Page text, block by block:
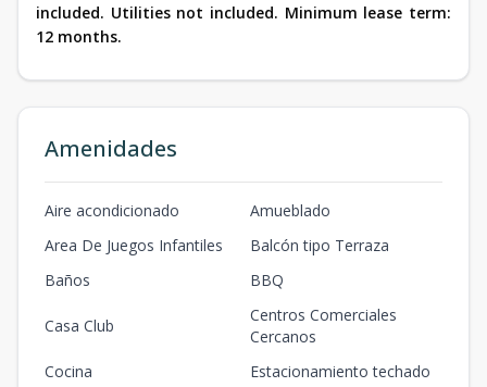
included. Utilities not included. Minimum lease term:
12 months.
Amenidades
Aire acondicionado
Amueblado
Area De Juegos Infantiles
Balcón tipo Terraza
Baños
BBQ
Casa Club
Centros Comerciales
Cercanos
Cocina
Estacionamiento techado